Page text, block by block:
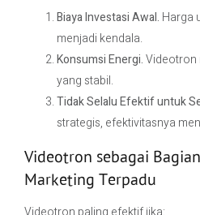
Biaya Investasi Awal. Harga
menjadi kendala.
Konsumsi Energi.Videotron
yang stabil.
Tidak Selalu Efektif untuk
strategis, efektivitasnya
Videotron sebagai
Marketing Terpadu